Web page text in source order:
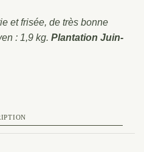
et frisée, de très bonne
: 1,9 kg.Plantation Juin-